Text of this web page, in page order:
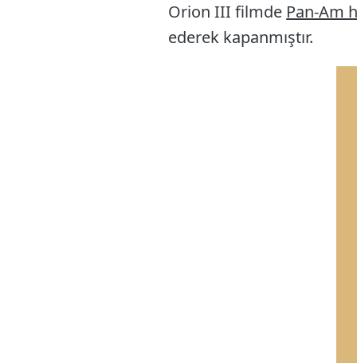
Orion III filmde Pan-Am
ederek kapanmıştır.